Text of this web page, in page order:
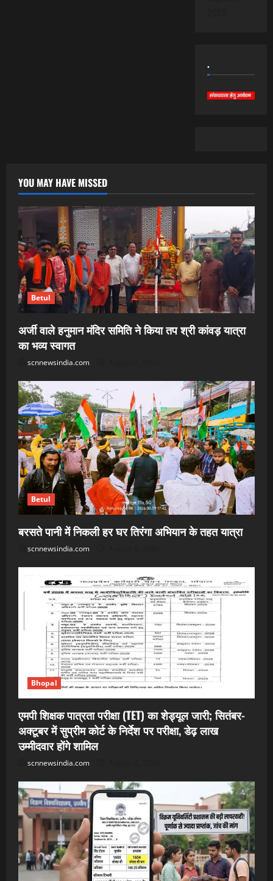
.
YOU MAY HAVE MISSED
Betul
अर्जी वाले हनुमान मंदिर समिति ने किया तप श्री कांवड़ यात्रा
का भव्य स्वागत
scnnewsindia.com
Betul
बरसते पानी में निकली हर घर तिरंगा अभियान के तहत यात्रा
scnnewsindia.com
Bhopal
एमपी शिक्षक पात्रता परीक्षा (TET) का शेड्यूल जारी; सितंबर-
अक्टूबर में सुप्रीम कोर्ट के निर्देश पर परीक्षा, डेढ़ लाख
उम्मीदवार होंगे शामिल
scnnewsindia.com